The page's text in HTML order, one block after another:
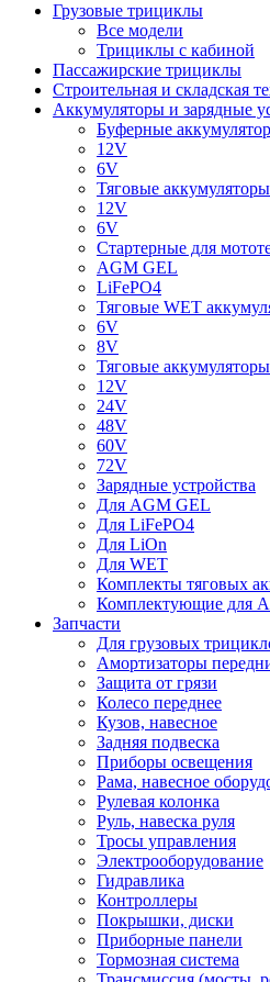
Грузовые трициклы
Все модели
Трициклы с кабиной
Пассажирские трициклы
Строительная и складская
Аккумуляторы и зарядные
Буферные
12V
6V
Тяговые
12V
6V
Стартерные для
AGM GEL
LiFePO4
Тяговые WET
6V
8V
Тяговые
12V
24V
48V
60V
72V
Зарядные устройства
Для AGM GEL
Для LiFePO4
Для LiOn
Для WET
Комплекты тяговых
Комплектующие для
Запчасти
Для грузовых
Амортизаторы
Защита от грязи
Колесо переднее
Кузов, навесное
Задняя подвеска
Приборы освещения
Рама, навесное
Рулевая колонка
Руль, навеска руля
Тросы управления
Электрооборудование
Гидравлика
Контроллеры
Покрышки, диски
Приборные панели
Тормозная система